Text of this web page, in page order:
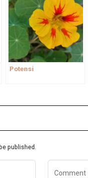
Potensi
published.
Comment